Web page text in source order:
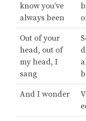
know you’ve
always been
Out of your
head, out of
my head, I
sang
And I wonder